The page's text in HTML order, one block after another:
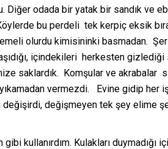
Diğer odada bir yatak bir sandık ve
bu perdeli tek kerpiç eksik
olurdu kimisininki basmadan.
içindekileri herkesten gizlediği
saklardık. Komşular ve akrabalar
vermezdi. Evine gidip her iş
değişmeyen tek şey elime
kullanırdım. Kulakları duymadığı